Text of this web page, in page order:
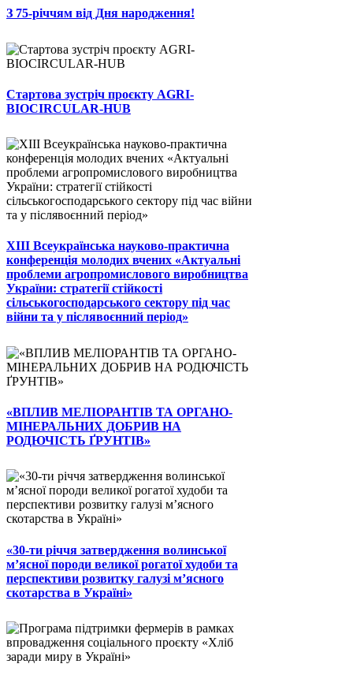
З 75-річчям від Дня народження!
Стартова зустріч проєкту AGRI-
BIOCIRCULAR-HUB
ХІІІ Всеукраїнська науково-практична
конференція молодих вчених «Актуальні
проблеми агропромислового виробництва
України: стратегії стійкості
сільськогосподарського сектору під час
війни та у післявоєнний період»
«ВПЛИВ МЕЛІОРАНТІВ ТА ОРГАНО-
МІНЕРАЛЬНИХ ДОБРИВ НА
РОДЮЧІСТЬ ҐРУНТІВ»
«30-ти річчя затвердження волинської
м’ясної породи великої рогатої худоби та
перспективи розвитку галузі м’ясного
скотарства в Україні»